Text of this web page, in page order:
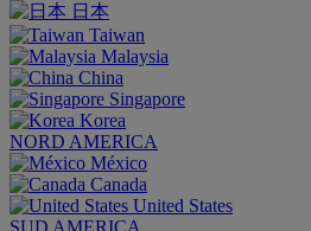
日本
Taiwan
Malaysia
China
Singapore
Korea
NORD AMERICA
México
Canada
United States
SUD AMERICA